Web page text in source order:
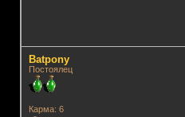
Batpony
Постоялец
Карма: 6